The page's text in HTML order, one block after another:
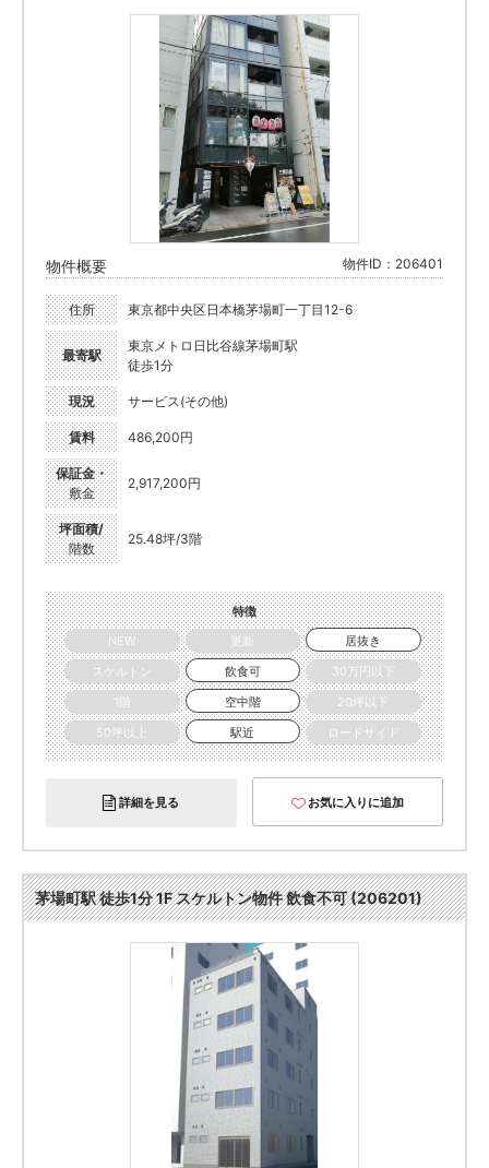
物件概要 物件ID：206401
住所 東京都中央区日本橋茅場町一丁目12-6
最寄駅
東京メトロ日比谷線茅場町駅
徒歩1分
現況 サービス(その他)
賃料 486,200円
保証金・
敷金
2,917,200円
坪面積/
階数
25.48坪/3階
特徴
NEW
更新
居抜き
スケルトン
飲食可
30万円以下
1階
空中階
20坪以下
50坪以上
駅近 ロードサイド
詳細を見る お気に入りに追加
茅場町駅 徒歩1分 1F スケルトン物件 飲食不可 (206201)